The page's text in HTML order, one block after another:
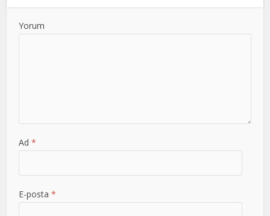
Yorum
Ad*
E-posta*